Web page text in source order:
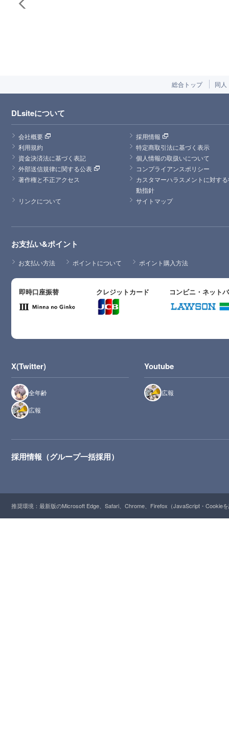
総合トップ 同人
DLsiteについて
会社概要
採用情報
利用規約
特定商取引法に基づく表示
資金決済法に基づく表記
個人情報の取扱いについて
外部送信規律に関する公表
コンプライアンスポリシー
著作権と不正アクセス
カスタマーハラスメントに対す
動指針
リンクについて
サイトマップ
お支払い&ポイント
お支払い方法 ポイントについて ポイント購入方法
即時口座振替 クレジットカード コンビニ・ネット
X(Twitter)
全年齢
広報
Youtube
広報
採用情報（グループ一括採用）
推奨環境：最新版のMicrosoft Edge、Safari、Chrome、Firefox（JavaScript・Cookie